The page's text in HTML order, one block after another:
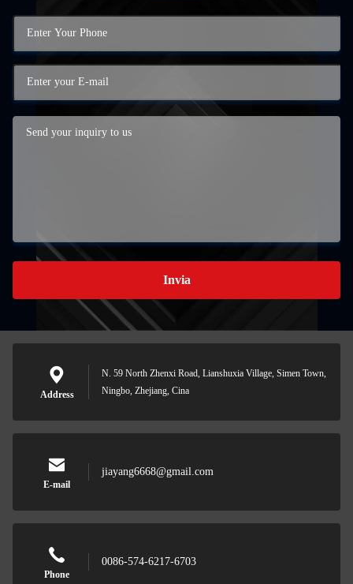
Invia
Address
N. 59 North Zhenxi Road, Lianshuxia Village, Simen Town,
Ningbo, Zhejiang, Cina
E-mail
jiayang6668@gmail.com
Phone
0086-574-6217-6703